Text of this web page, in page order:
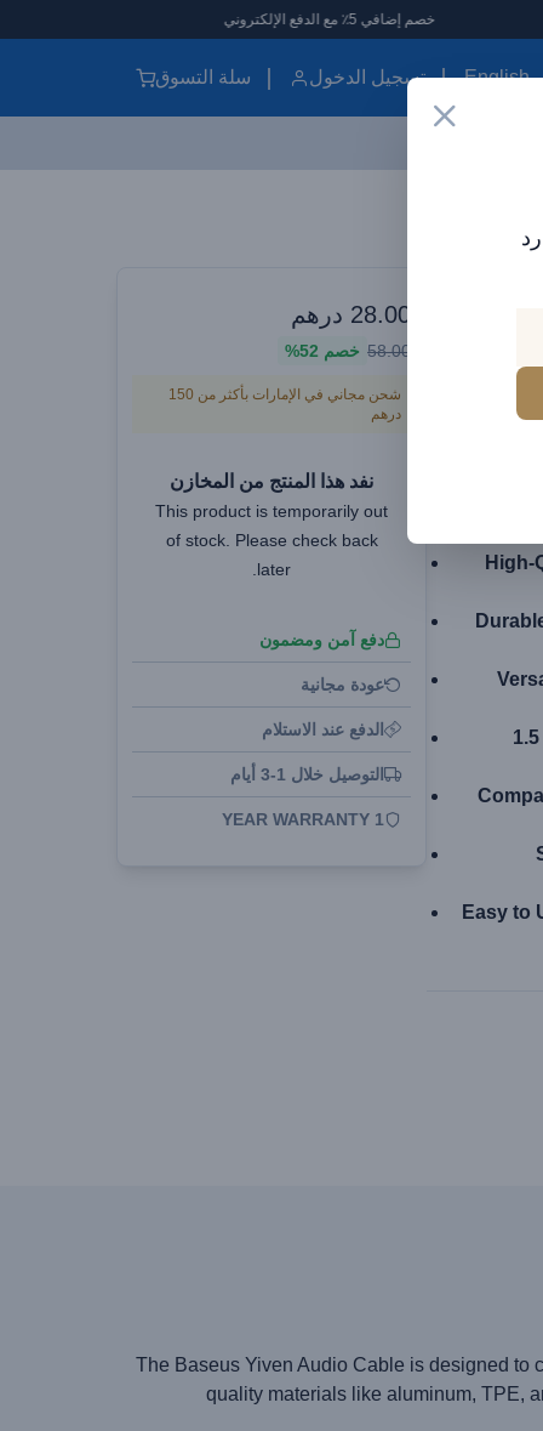
خصم إضافي 5٪ مع الدفع الإلكتروني
English تسجيل الدخول سلة التسوق
High-
Easy to
28.00 درهم
58.00 خصم 52%
شحن مجاني في الإمارات بأكثر من 150
درهم
نفد هذا المنتج من المخازن
This product is temporarily out
of stock. Please check back
later.
دفع آمن ومضمون
عودة مجانية
الدفع عند الاستلام
التوصيل خلال 1-3 أيام
1 YEAR WARRANTY
The Baseus Yiven Audio Cable is designed to
quality materials like aluminum, TPE,